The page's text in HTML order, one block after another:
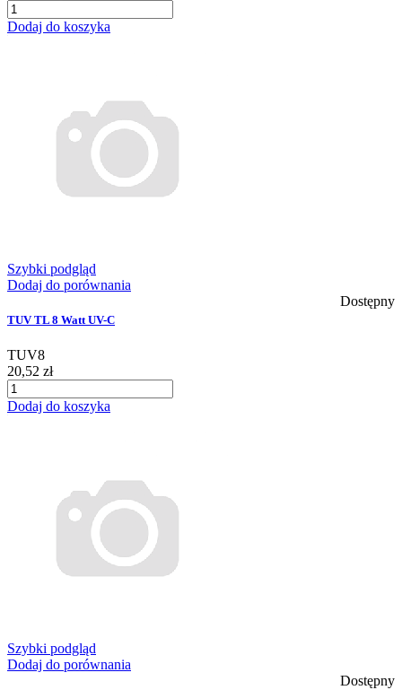
Dodaj do koszyka
Szybki podgląd
Dodaj do porównania
Dostępny
TUV TL 8 Watt UV-C
TUV8
20,52 zł
Dodaj do koszyka
Szybki podgląd
Dodaj do porównania
Dostępny